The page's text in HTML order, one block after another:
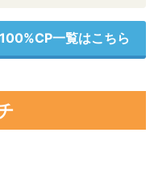
一覧はこちら